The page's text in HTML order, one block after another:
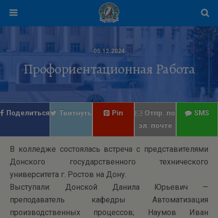
05.12.2024
Профориентационная Работа
Поделиться Твитнуть Pin
Отпр. по
эл. почте
SMS
В колледже состоялась встреча с представителями
Донского государственного технического
университета г. Ростов на Дону.
Выступали: Донской Данила Юрьевич —
преподаватель кафедры Автоматизация
производственных процессов; Наумов Иван